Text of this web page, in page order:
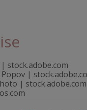
stock.adobe.com
|
| stock.adobe.com